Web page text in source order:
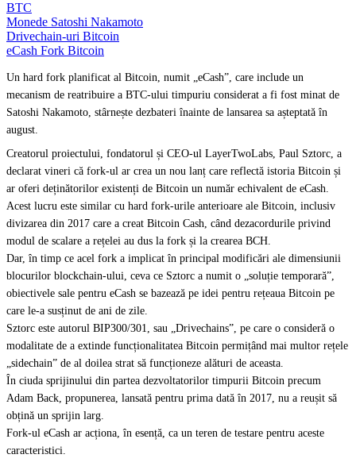
BTC
Monede Satoshi Nakamoto
Drivechain-uri Bitcoin
eCash Fork Bitcoin
Un hard fork planificat al Bitcoin, numit „eCash”, care include un
mecanism de reatribuire a BTC-ului timpuriu considerat a fi fost minat de
Satoshi Nakamoto, stârnește dezbateri înainte de lansarea sa așteptată în
august.
Creatorul proiectului, fondatorul și CEO-ul LayerTwoLabs, Paul Sztorc, a
declarat vineri că fork-ul ar crea un nou lanț care reflectă istoria Bitcoin și
ar oferi deținătorilor existenți de Bitcoin un număr echivalent de eCash.
Acest lucru este similar cu hard fork-urile anterioare ale Bitcoin, inclusiv
divizarea din 2017 care a creat Bitcoin Cash, când dezacordurile privind
modul de scalare a rețelei au dus la fork și la crearea BCH.
Dar, în timp ce acel fork a implicat în principal modificări ale dimensiunii
blocurilor blockchain-ului, ceva ce Sztorc a numit o „soluție temporară”,
obiectivele sale pentru eCash se bazează pe idei pentru rețeaua Bitcoin pe
care le-a susținut de ani de zile.
Sztorc este autorul BIP300/301, sau „Drivechains”, pe care o consideră o
modalitate de a extinde funcționalitatea Bitcoin permițând mai multor rețele
„sidechain” de al doilea strat să funcționeze alături de aceasta.
În ciuda sprijinului din partea dezvoltatorilor timpurii Bitcoin precum
Adam Back, propunerea, lansată pentru prima dată în 2017, nu a reușit să
obțină un sprijin larg.
Fork-ul eCash ar acționa, în esență, ca un teren de testare pentru aceste
caracteristici.